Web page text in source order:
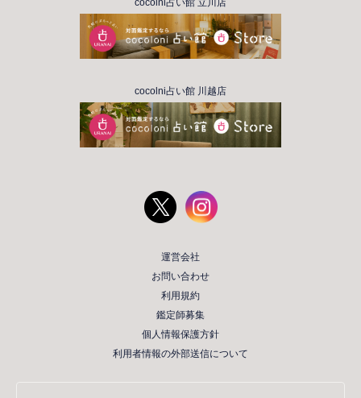
cocolni占い館 川越店
運営会社
お問い合わせ
利用規約
鑑定師募集
個人情報保護方針
利用者情報の外部送信について